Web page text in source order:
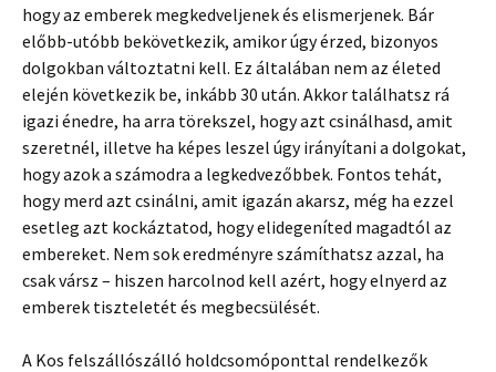
hogy az emberek megkedveljenek és elismerjenek. Bár
előbb-utóbb bekövetkezik, amikor úgy érzed, bizonyos
dolgokban változtatni kell. Ez általában nem az életed
elején következik be, inkább 30 után. Akkor találhatsz rá
igazi énedre, ha arra törekszel, hogy azt csinálhasd, amit
szeretnél, illetve ha képes leszel úgy irányítani a dolgokat,
hogy azok a számodra a legkedvezőbbek. Fontos tehát,
hogy merd azt csinálni, amit igazán akarsz, még ha ezzel
esetleg azt kockáztatod, hogy elidegeníted magadtól az
embereket. Nem sok eredményre számíthatsz azzal, ha
csak vársz – hiszen harcolnod kell azért, hogy elnyerd az
emberek tiszteletét és megbecsülését.
A Kos felszállószálló holdcsomóponttal rendelkezők